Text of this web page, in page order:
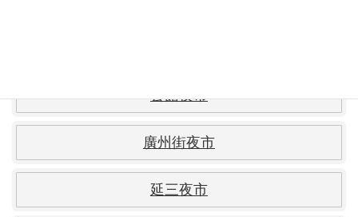
公館夜市
廣州街夜市
延三夜市